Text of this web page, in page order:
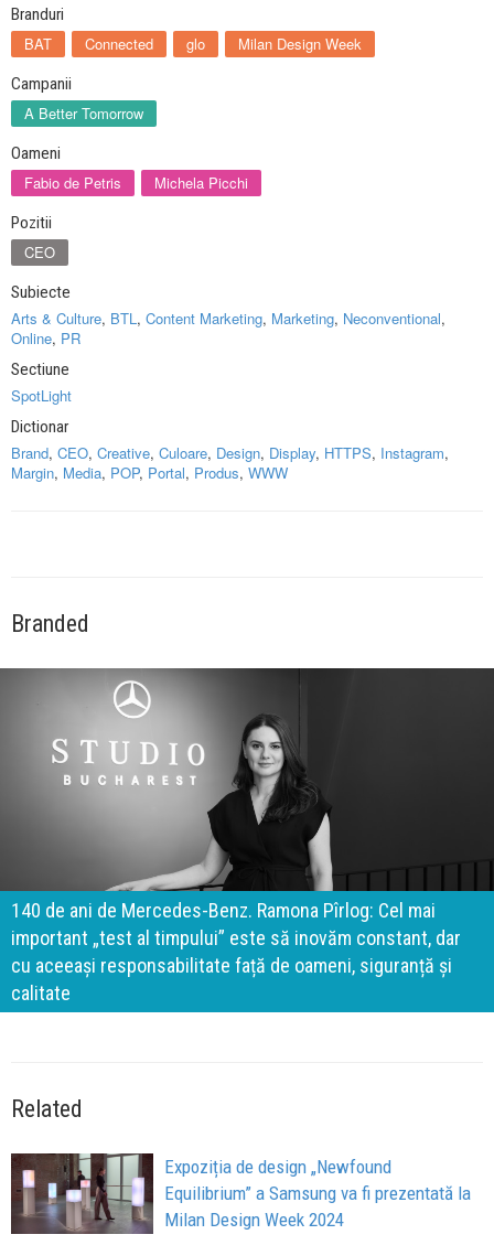
Branduri
BAT Connected glo Milan Design Week
Campanii
A Better Tomorrow
Oameni
Fabio de Petris Michela Picchi
Pozitii
CEO
Subiecte
Arts & Culture, BTL , Content Marketing, Marketing, Neconventional,
Online, PR
Sectiune
SpotLight
Dictionar
Brand, CEO, Creative, Culoare, Design, Display, HTTPS, Instagram,
Margin, Media, POP, Portal, Produs, WWW
Branded
140 de ani de Mercedes-Benz. Ramona Pîrlog: Cel mai
important „test al timpului” este să inovăm constant, dar
cu aceeași responsabilitate față de oameni, siguranță și
calitate
Related
Expoziția de design „Newfound
Equilibrium” a Samsung va fi prezentată la
Milan Design Week 2024